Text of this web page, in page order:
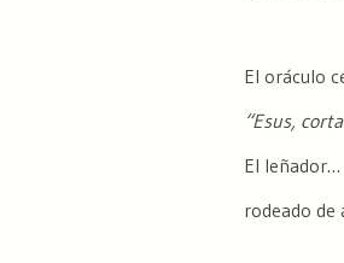
El oráculo
“Esus,
El leñador…
rodeado de